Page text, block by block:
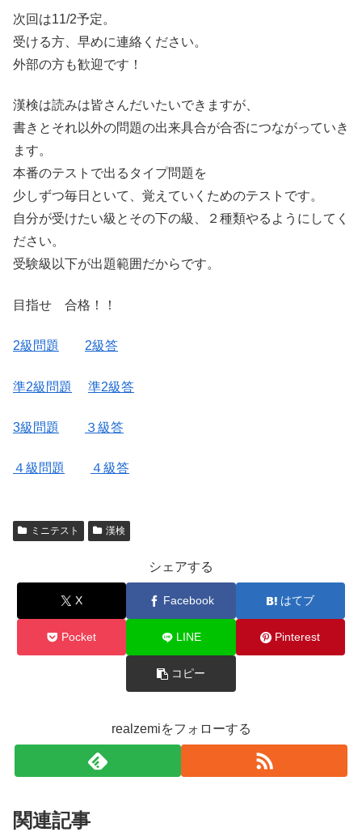
次回は11/2予定。
受ける方、早めに連絡ください。
外部の方も歓迎です！
漢検は読みは皆さんだいたいできますが、
書きとそれ以外の問題の出来具合が合否につながっていき
ます。
本番のテストで出るタイプ問題を
少しずつ毎日といて、覚えていくためのテストです。
自分が受けたい級とその下の級、２種類やるようにしてく
ださい。
受験級以下が出題範囲だからです。
目指せ 合格！！
2級問題 2級答
準2級問題 準2級答
3級問題 ３級答
４級問題 ４級答
ミニテスト 漢検
シェアする
X Facebook はてブ
Pocket LINE Pinterest
コピー
realzemiをフォローする
関連記事